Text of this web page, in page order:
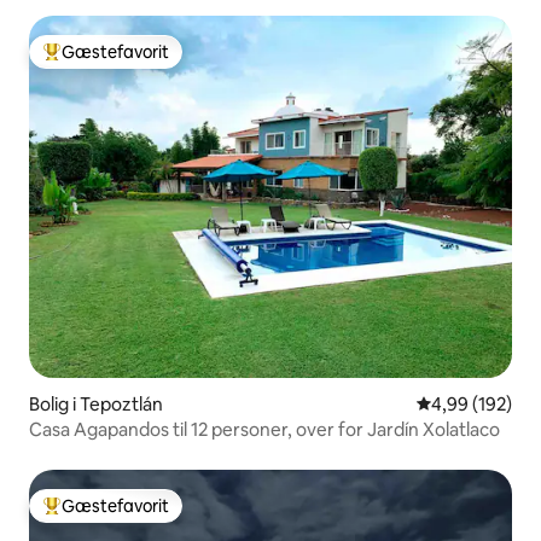
Bedste gæstefavorit
Gæstefavorit
Bolig i Tepoztlán 4,99 ud af 5 i
4,99 (192)
Casa Agapandos til 12 personer, over for Jardín Xolatlaco
Bedste gæstefavorit
Gæstefavorit